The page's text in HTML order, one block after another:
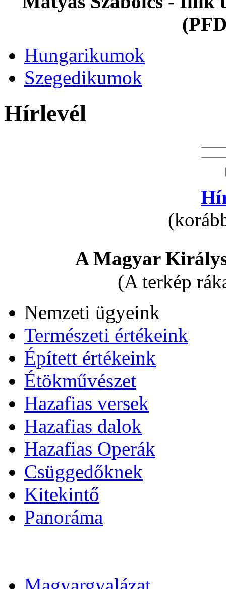
Hungarikumok
Szegedikumok
Hírlevél
A Magyar
(A terkép
Nemzeti ügyeink
Természeti értékeink
Épített értékeink
Étökművészet
Hazafias versek
Hazafias dalok
Hazafias Operák
Csüggedőknek
Kitekintő
Panoráma